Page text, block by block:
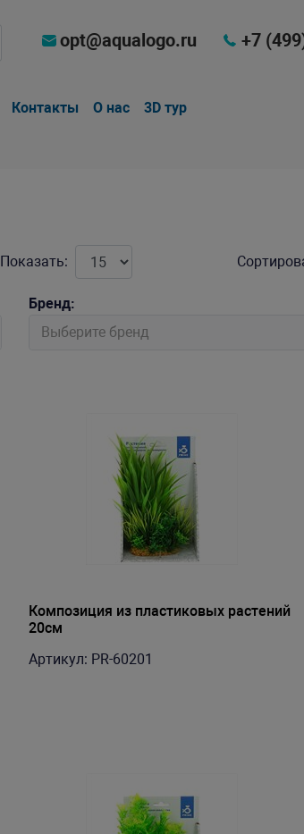
opt@aqualogo.ru +7
Контакты О нас 3D тур
Показать:
Бренд:
Выберите бренд
Композиция из пластиковых растений
20см
Артикул: PR-60201